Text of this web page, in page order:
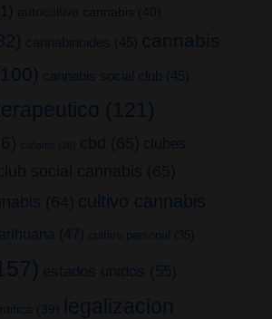
autocultivo cannabis (40)
cannabinoides (45) cannabis
cannabis social club (45)
(121)
cañamo (26) cbd (65) clubes
social cannabis (65)
(64) cultivo cannabis
(47) cultivo personal (35)
estados unidos (55)
(39)
legalizacion